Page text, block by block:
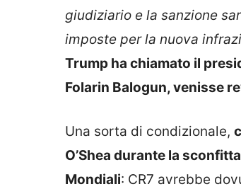
giudiziario e la sanzione
imposte per la nuova
Trump ha chiamato il
Folarin Balogun, venisse
Una sorta di condizionale,
O’Shea durante la
Mondiali: CR7 avrebbe